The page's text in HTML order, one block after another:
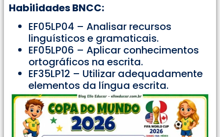
Habilidades BNCC:
EF05LP04 – Analisar recursos
linguísticos e gramaticais.
EF05LP06 – Aplicar conhecimentos
ortográficos na escrita.
EF35LP12 – Utilizar adequadamente
elementos da língua escrita.